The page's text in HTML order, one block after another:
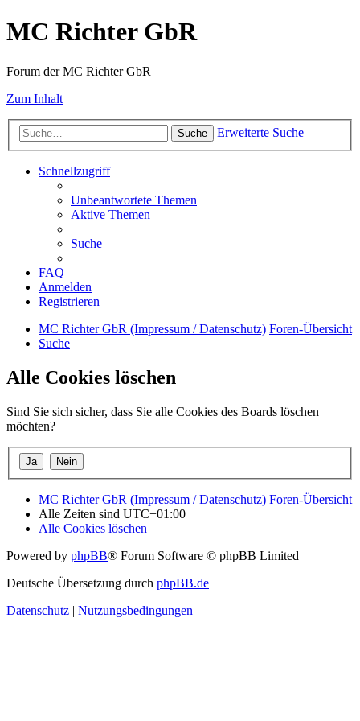
MC Richter GbR
Forum der MC Richter GbR
Zum Inhalt
Suche Erweiterte Suche
Schnellzugriff
Unbeantwortete Themen
Aktive Themen
Suche
FAQ
Anmelden
Registrieren
MC Richter GbR (Impressum / Datenschutz) Foren-Übersicht
Suche
Alle Cookies löschen
Sind Sie sich sicher, dass Sie alle Cookies des Boards löschen
möchten?
MC Richter GbR (Impressum / Datenschutz) Foren-Übersicht
Alle Zeiten sind UTC+01:00
Alle Cookies löschen
Powered by phpBB® Forum Software © phpBB Limited
Deutsche Übersetzung durch phpBB.de
Datenschutz | Nutzungsbedingungen